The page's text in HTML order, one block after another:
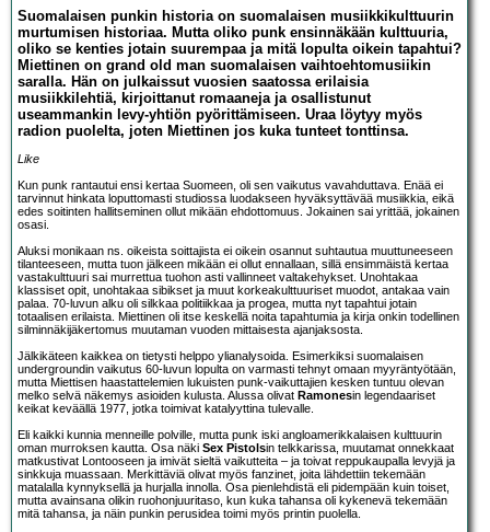
Suomalaisen punkin historia on suomalaisen musiikkikulttuurin
murtumisen historiaa. Mutta oliko punk ensinnäkään kulttuuria,
oliko se kenties jotain suurempaa ja mitä lopulta oikein tapahtui?
Miettinen on grand old man suomalaisen vaihtoehtomusiikin
saralla. Hän on julkaissut vuosien saatossa erilaisia
musiikkilehtiä, kirjoittanut romaaneja ja osallistunut
useammankin levy-yhtiön pyörittämiseen. Uraa löytyy myös
radion puolelta, joten Miettinen jos kuka tunteet tonttinsa.
Like
Kun punk rantautui ensi kertaa Suomeen, oli sen vaikutus vavahduttava. Enää ei
tarvinnut hinkata loputtomasti studiossa luodakseen hyväksyttävää musiikkia, eikä
edes soitinten hallitseminen ollut mikään ehdottomuus. Jokainen sai yrittää, jokainen
osasi.
Aluksi monikaan ns. oikeista soittajista ei oikein osannut suhtautua muuttuneeseen
tilanteeseen, mutta tuon jälkeen mikään ei ollut ennallaan, sillä ensimmäistä kertaa
vastakulttuuri sai murrettua tuohon asti vallinneet valtakehykset. Unohtakaa
klassiset opit, unohtakaa sibikset ja muut korkeakulttuuriset muodot, antakaa vain
palaa. 70-luvun alku oli silkkaa politiikkaa ja progea, mutta nyt tapahtui jotain
totaalisen erilaista. Miettinen oli itse keskellä noita tapahtumia ja kirja onkin todellinen
silminnäkijäkertomus muutaman vuoden mittaisesta ajanjaksosta.
Jälkikäteen kaikkea on tietysti helppo ylianalysoida. Esimerkiksi suomalaisen
undergroundin vaikutus 60-luvun lopulta on varmasti tehnyt omaan myyräntyötään,
mutta Miettisen haastattelemien lukuisten punk-vaikuttajien kesken tuntuu olevan
melko selvä näkemys asioiden kulusta. Alussa olivat Ramonesin legendaariset
keikat keväällä 1977, jotka toimivat katalyyttina tulevalle.
Eli kaikki kunnia menneille polville, mutta punk iski angloamerikkalaisen kulttuurin
oman murroksen kautta. Osa näki Sex Pistolsin telkkarissa, muutamat onnekkaat
matkustivat Lontooseen ja imivät sieltä vaikutteita – ja toivat reppukaupalla levyjä ja
sinkkuja muassaan. Merkittäviä olivat myös fanzinet, joita lähdettiin tekemään
matalalla kynnyksellä ja hurjalla innolla. Osa pienlehdistä eli pidempään kuin toiset,
mutta avainsana olikin ruohonjuuritaso, kun kuka tahansa oli kykenevä tekemään
mitä tahansa, ja näin punkin perusidea toimi myös printin puolella.